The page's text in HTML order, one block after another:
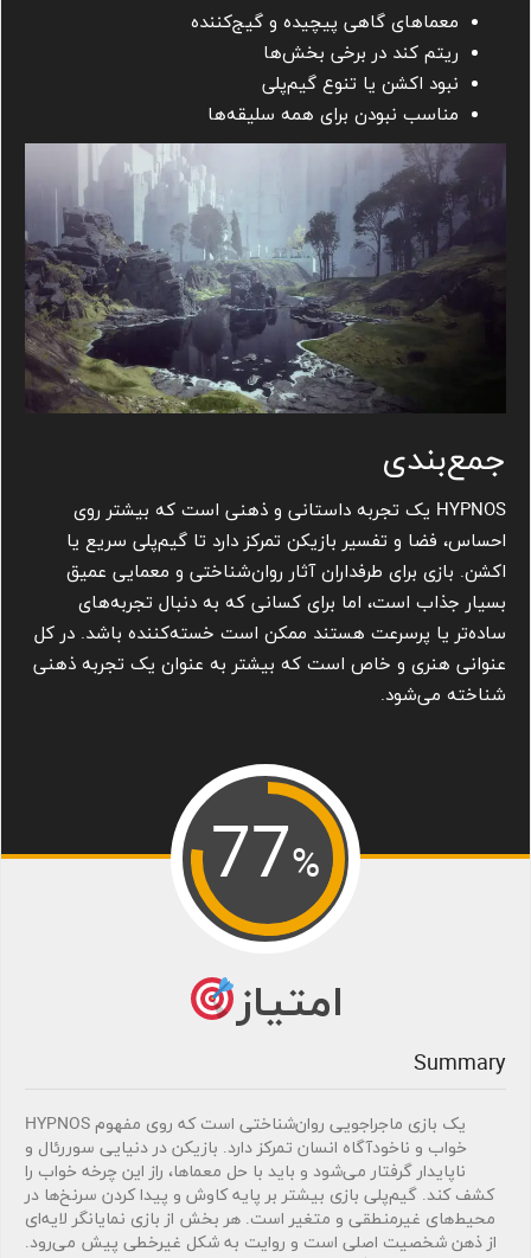
معماهای گاهی پیچیده و گیج‌کننده
ریتم کند در برخی بخش‌ها
نبود اکشن یا تنوع گیم‌پلی
مناسب نبودن برای همه سلیقه‌ها
جمع‌بندی
HYPNOS یک تجربه داستانی و ذهنی است که بیشتر روی
احساس، فضا و تفسیر بازیکن تمرکز دارد تا گیم‌پلی سریع یا
اکشن. بازی برای طرفداران آثار روان‌شناختی و معمایی عمیق
بسیار جذاب است، اما برای کسانی که به دنبال تجربه‌های
ساده‌تر یا پرسرعت هستند ممکن است خسته‌کننده باشد. در کل
عنوانی هنری و خاص است که بیشتر به عنوان یک تجربه ذهنی
شناخته می‌شود.
77%
امتیاز
Summary
HYPNOS یک بازی ماجراجویی روان‌شناختی است که روی مفهوم
خواب و ناخودآگاه انسان تمرکز دارد. بازیکن در دنیایی سوررئال و
ناپایدار گرفتار می‌شود و باید با حل معماها، راز این چرخه خواب را
کشف کند. گیم‌پلی بازی بیشتر بر پایه کاوش و پیدا کردن سرنخ‌ها در
محیط‌های غیرمنطقی و متغیر است. هر بخش از بازی نمایانگر لایه‌ای
از ذهن شخصیت اصلی است و روایت به شکل غیرخطی پیش می‌رود.